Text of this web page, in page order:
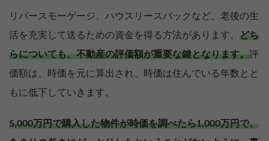
リバースモーゲージ、ハウスリースバックなど、老後の生
活を充実して送るための資金を得る方法があります。 どち
らについても、不動産の評価額が重要な鍵となります。評
価額は、時価を元に算出され、時価は住んでいる年数とと
もに低下していきます。
5,000万円で購入した物件が時価を調べたら1,000万円で、